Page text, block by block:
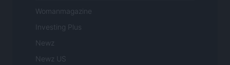
Womanmagazine
Investing Plus
Newz
Newz US